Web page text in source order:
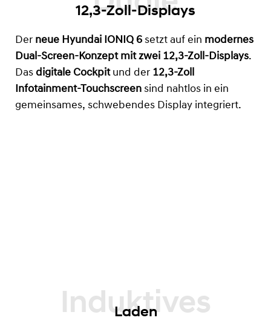
12,3-Zoll-Displays
Der neue Hyundai IONIQ 6 setzt auf ein modernes
Dual-Screen-Konzept mit zwei 12,3-Zoll-Displays.
Das digitale Cockpit und der 12,3-Zoll
Infotainment-Touchscreen sind nahtlos in ein
gemeinsames, schwebendes Display integriert.
Laden